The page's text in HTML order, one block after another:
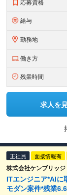
応募資格
給与
勤務地
働き方
残業時間
求人を
正社員 面接情報有
株式会社ケンブリッ
ITエンジニア*AIに
モダン案件*残業